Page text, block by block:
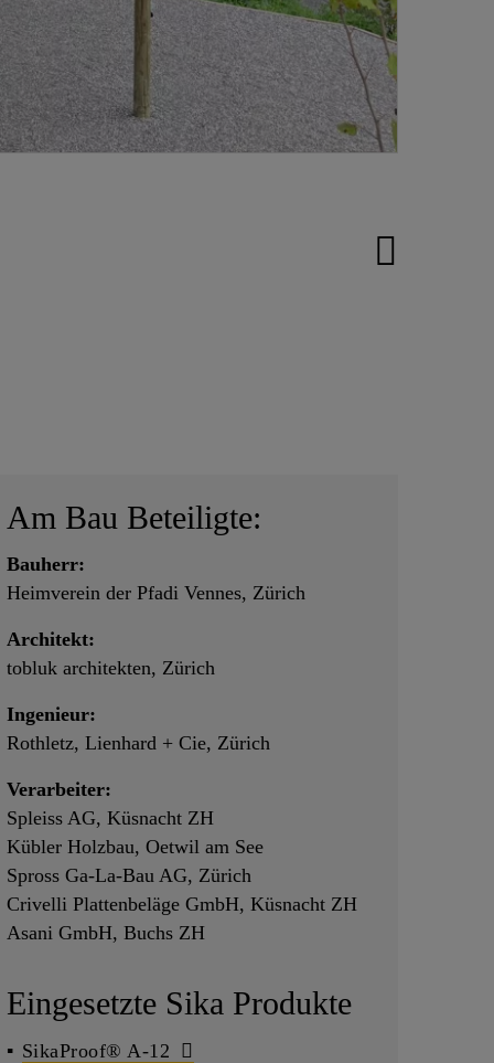
Am Bau Beteiligte:
Bauherr:
Heimverein der Pfadi Vennes, Zürich
Architekt:
tobluk architekten, Zürich
Ingenieur:
Rothletz, Lienhard + Cie, Zürich
Verarbeiter:
Spleiss AG, Küsnacht ZH
Kübler Holzbau, Oetwil am See
Spross Ga-La-Bau AG, Zürich
Crivelli Plattenbeläge GmbH, Küsnacht ZH
Asani GmbH, Buchs ZH
Eingesetzte Sika Produkte
SikaProof® A-12